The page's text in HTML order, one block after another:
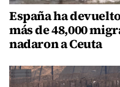
España ha
más de 48,000
nadaron a Ceuta